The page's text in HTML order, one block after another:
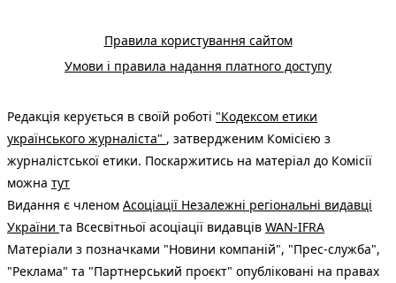
Правила користування сайтом
Умови і правила надання платного доступу
Редакція керується в своїй роботі "Кодексом етики
українського журналіста" , затвердженим Комісією з
журналістської етики. Поскаржитись на матеріал до Комісії
можна тут
Видання є членом Асоціації Незалежні регіональні видавці
України та Всесвітньої асоціації видавців WAN-IFRA
Матеріали з позначками "Новини компаній", "Прес-служба",
"Реклама" та "Партнерський проєкт" опубліковані на правах